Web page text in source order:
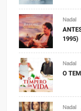
Nadal
1995)
Nadal
O
Nadal